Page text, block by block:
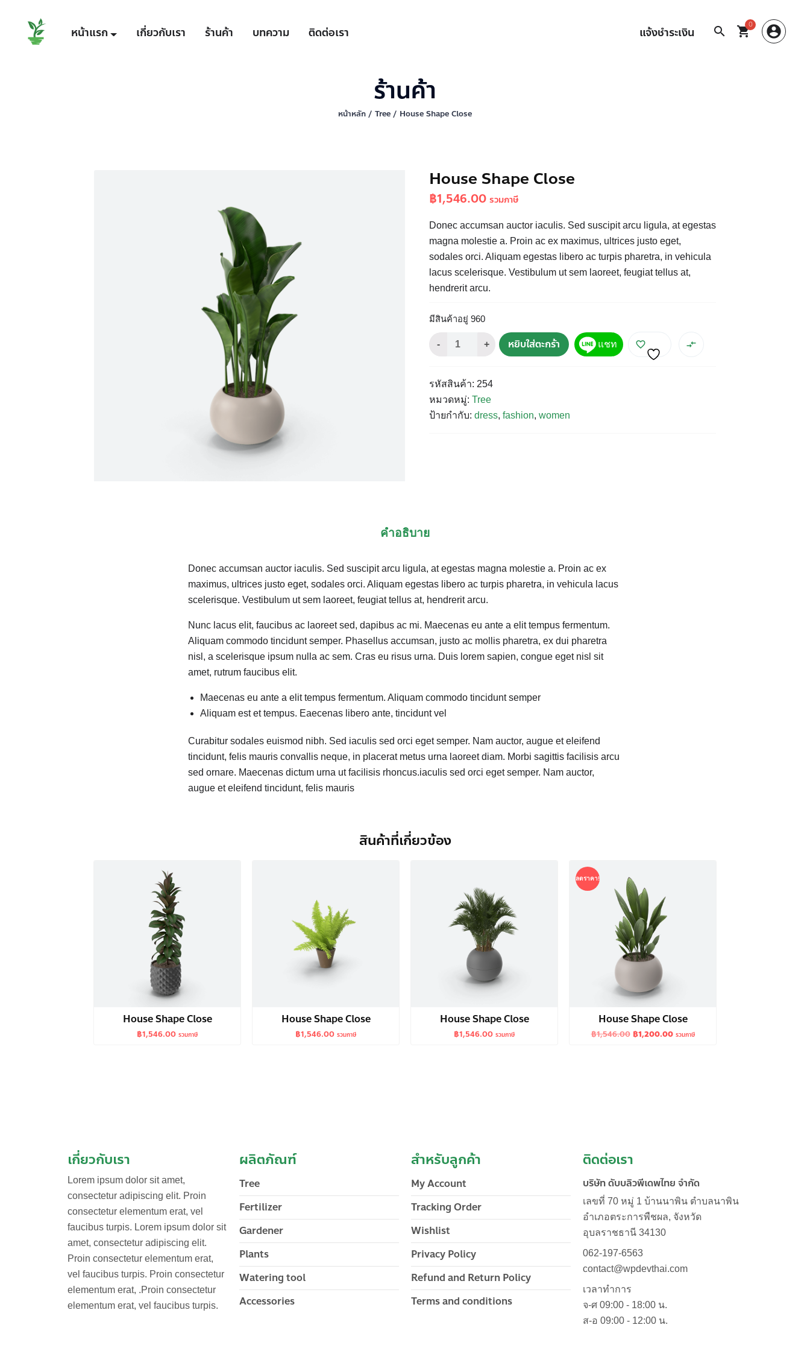
หน้าแรก เกี่ยวกับเรา ร้านค้า บทความ ติดต่อเรา แจ้งชำระเงิน search shopping_cart0 account_circle
ร้านค้า
หน้าหลัก / Tree / House Shape Close
House Shape Close
฿1,546.00 รวมภาษี
Donec accumsan auctor iaculis. Sed suscipit arcu ligula, at egestas
magna molestie a. Proin ac ex maximus, ultrices justo eget,
sodales orci. Aliquam egestas libero ac turpis pharetra, in vehicula
lacus scelerisque. Vestibulum ut sem laoreet, feugiat tellus at,
hendrerit arcu.
มีสินค้าอยู่ 960
House
Shape หยิบใส่ตะกร้า แชท
รหัสสินค้า: 254
หมวดหมู่: Tree
ป้ายกำกับ: dress, fashion, women
คำอธิบาย
Donec accumsan auctor iaculis. Sed suscipit arcu ligula, at egestas magna molestie a. Proin ac ex
maximus, ultrices justo eget, sodales orci. Aliquam egestas libero ac turpis pharetra, in vehicula lacus
scelerisque. Vestibulum ut sem laoreet, feugiat tellus at, hendrerit arcu.
Nunc lacus elit, faucibus ac laoreet sed, dapibus ac mi. Maecenas eu ante a elit tempus fermentum.
Aliquam commodo tincidunt semper. Phasellus accumsan, justo ac mollis pharetra, ex dui pharetra
nisl, a scelerisque ipsum nulla ac sem. Cras eu risus urna. Duis lorem sapien, congue eget nisl sit
amet, rutrum faucibus elit.
Maecenas eu ante a elit tempus fermentum. Aliquam commodo tincidunt semper
Aliquam est et tempus. Eaecenas libero ante, tincidunt vel
Curabitur sodales euismod nibh. Sed iaculis sed orci eget semper. Nam auctor, augue et eleifend
tincidunt, felis mauris convallis neque, in placerat metus urna laoreet diam. Morbi sagittis facilisis arcu
sed ornare. Maecenas dictum urna ut facilisis rhoncus.iaculis sed orci eget semper. Nam auctor,
augue et eleifend tincidunt, felis mauris
สินค้าที่เกี่ยวข้อง
House Shape Close
฿1,546.00 รวมภาษี
House Shape Close
฿1,546.00 รวมภาษี
House Shape Close
฿1,546.00 รวมภาษี
ลดราคา!
House Shape Close
฿1,546.00 Original
price
฿1,200.00Current
price
รวมภาษี
เกี่ยวกับเรา
Lorem ipsum dolor sit amet,
consectetur adipiscing elit. Proin
consectetur elementum erat, vel
faucibus turpis. Lorem ipsum dolor sit
amet, consectetur adipiscing elit.
Proin consectetur elementum erat,
vel faucibus turpis. Proin consectetur
elementum erat, .Proin consectetur
elementum erat, vel faucibus turpis.
ผลิตภัณฑ์
Tree
Fertilizer
Gardener
Plants
Watering tool
Accessories
สำหรับลูกค้า
My Account
Tracking Order
Wishlist
Privacy Policy
Refund and Return Policy
Terms and conditions
ติดต่อเรา
บริษัท ดับบลิวพีเดพไทย จำกัด
เลขที่ 70 หมู่ 1 บ้านนาพิน ตำบลนาพิน
อำเภอตระการพืชผล, จังหวัด
อุบลราชธานี 34130
062-197-6563
contact@wpdevthai.com
เวลาทำการ
จ-ศ 09:00 - 18:00 น.
ส-อ 09:00 - 12:00 น.